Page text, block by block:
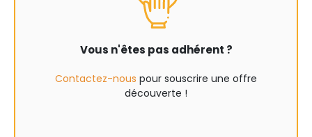
Vous n'êtes pas adhérent ?
Contactez-nous pour souscrire une offre
découverte !